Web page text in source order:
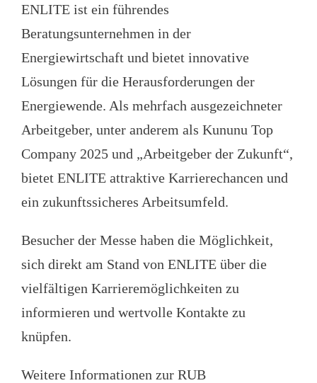
ENLITE ist ein führendes
Beratungsunternehmen in der
Energiewirtschaft und bietet innovative
Lösungen für die Herausforderungen der
Energiewende. Als mehrfach ausgezeichneter
Arbeitgeber, unter anderem als Kununu Top
Company 2025 und „Arbeitgeber der Zukunft“,
bietet ENLITE attraktive Karrierechancen und
ein zukunftssicheres Arbeitsumfeld.
Besucher der Messe haben die Möglichkeit,
sich direkt am Stand von ENLITE über die
vielfältigen Karrieremöglichkeiten zu
informieren und wertvolle Kontakte zu
knüpfen.
Weitere Informationen zur RUB